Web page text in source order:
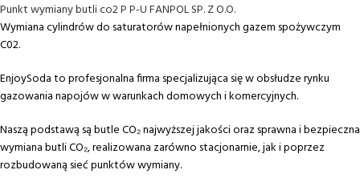
Punkt wymiany butli co2 P P-U FANPOL SP. Z O.O.
Wymiana cylindrów do saturatorów napełnionych gazem spożywczym
C02.
EnjoySoda to profesjonalna firma specjalizująca się w obsłudze rynku
gazowania napojów w warunkach domowych i komercyjnych.
Naszą podstawą są butle CO₂ najwyższej jakości oraz sprawna i bezpieczna
wymiana butli CO₂, realizowana zarówno stacjonarnie, jak i poprzez
rozbudowaną sieć punktów wymiany.